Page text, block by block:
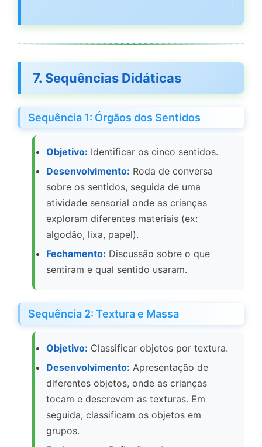
7. Sequências Didáticas
Sequência 1: Órgãos dos Sentidos
Objetivo: Identificar os cinco sentidos.
Desenvolvimento: Roda de conversa
sobre os sentidos, seguida de uma
atividade sensorial onde as crianças
exploram diferentes materiais (ex:
algodão, lixa, papel).
Fechamento: Discussão sobre o que
sentiram e qual sentido usaram.
Sequência 2: Textura e Massa
Objetivo: Classificar objetos por textura.
Desenvolvimento: Apresentação de
diferentes objetos, onde as crianças
tocam e descrevem as texturas. Em
seguida, classificam os objetos em
grupos.